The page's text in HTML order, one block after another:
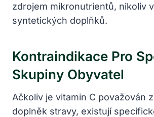
zdrojem mikronutrientů, nikoliv
syntetických doplňků.
Kontraindikace Pro
Skupiny Obyvatel
Ačkoliv je vitamin C považován
doplněk stravy, existují